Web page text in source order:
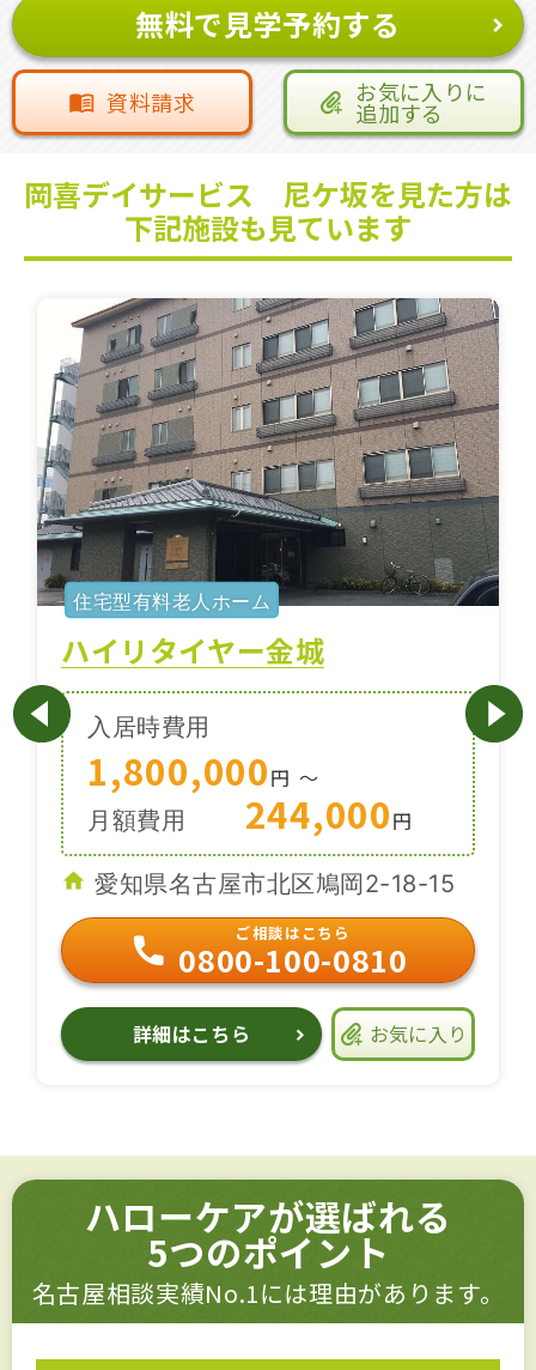
無料で見学予約する
資料請求 お気に入りに
追加する
岡喜デイサービス 尼ケ坂を見た方は
下記施設も見ています
住宅型有料老人ホーム
ハイリタイヤー金城
入居時費用
1,800,000円 〜
月額費用
244,000円
愛知県名古屋市北区鳩岡2-18-15
ご相談はこちら
0800-100-0810
詳細はこちら お気に入り
ハローケアが選ばれる
5つのポイント
名古屋相談実績No.1には理由があります。